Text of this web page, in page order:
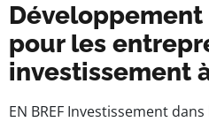
pour les
investissement
EN BREF Investissement